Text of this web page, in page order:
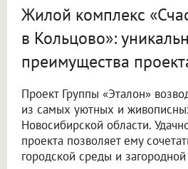
Жилой комплекс
в Кольцово»:
преимущества
Проект Группы «Эталон»
из самых уютных и
Новосибирской области.
проекта позволяет ему
городской среды и